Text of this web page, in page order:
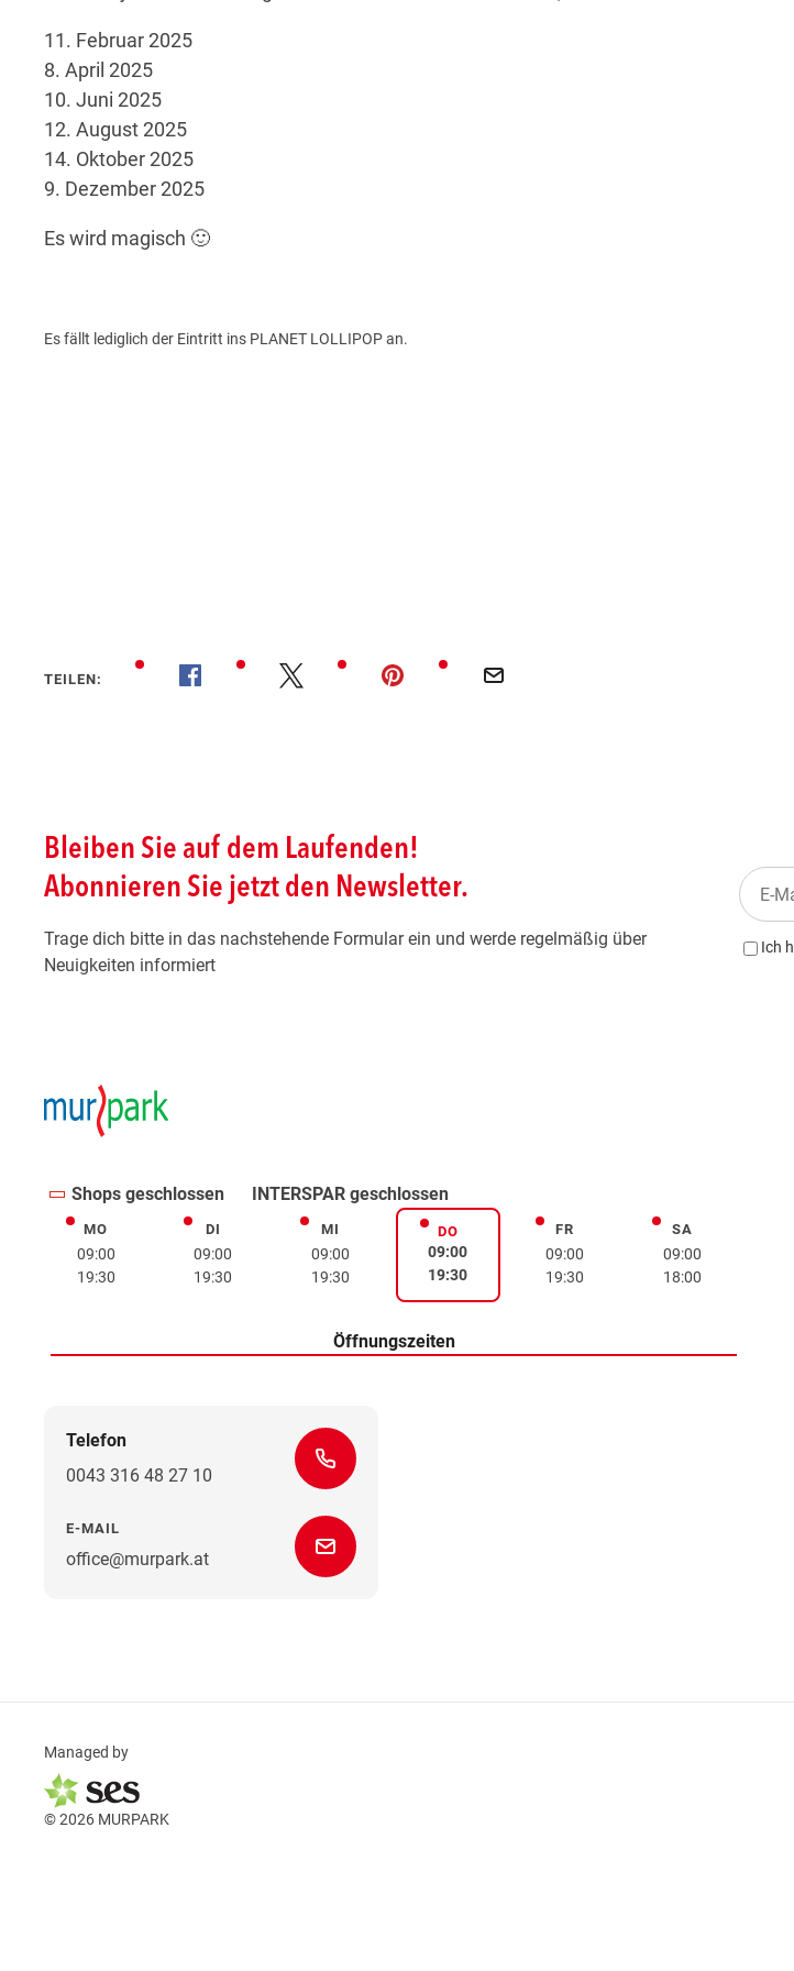
11. Februar 2025
8. April 2025
10. Juni 2025
12. August 2025
14. Oktober 2025
9. Dezember 2025
Es wird magisch 🙂
Es fällt lediglich der Eintritt ins PLANET LOLLIPOP an.
TEILEN:
Shops geschlossen INTERSPAR geschlossen
MOMontag
09:00
19:30
DIDienstag
09:00
19:30
MIMittwoch
09:00
19:30
DODonnerstag
09:00
19:30
FRFreitag
09:00
19:30
SASamstag
09:00
18:00
Öffnungszeiten
Telefon
0043 316 48 27 10
E-MAIL
office@murpark.at
Managed by
© 2026 MURPARK